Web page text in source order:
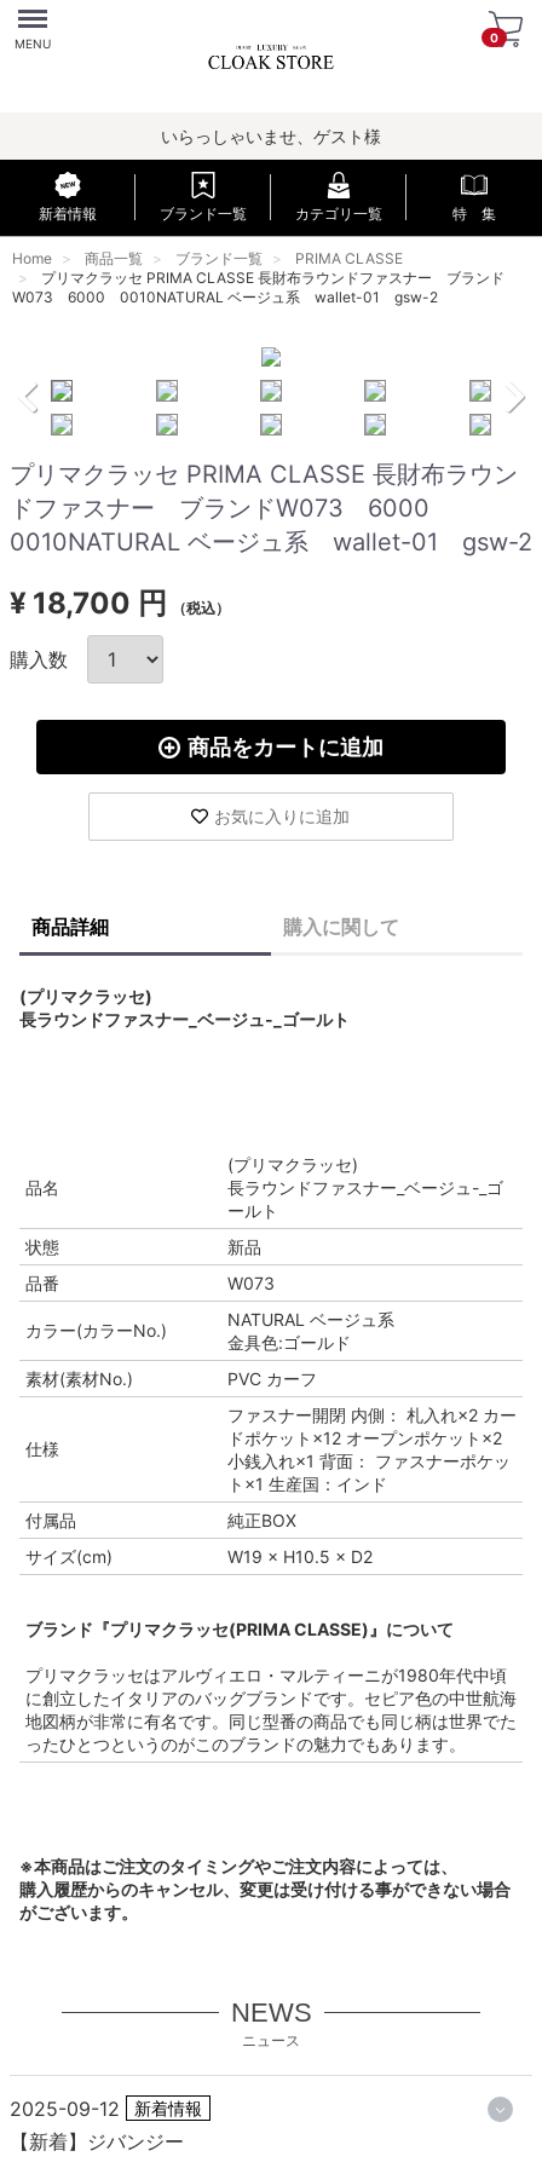
Menu
MENU 0
いらっしゃいませ、ゲスト様
新着情報 ブランド一覧 カテゴリ一覧 特 集
Home 商品一覧 ブランド一覧
PRIMA CLASSE
プリマクラッセ PRIMA CLASSE 長財布ラウンドファスナー ブランド
W073 6000 0010NATURAL ベージュ系 wallet-01 gsw-2
プリマクラッセ PRIMA CLASSE 長財布ラウン
ドファスナー ブランドW073 6000
0010NATURAL ベージュ系 wallet-01 gsw-2
¥ 18,700 円 （税込）
購入数
商品をカートに追加
お気に入りに追加
商品詳細 購入に関して
(プリマクラッセ)
長ラウンドファスナー_ベージュ-_ゴールト
品名
(プリマクラッセ)
長ラウンドファスナー_ベージュ-_ゴ
ールト
状態
新品
品番
W073
カラー(カラーNo.)
NATURAL ベージュ系
金具色:ゴールド
素材(素材No.)
PVC カーフ
仕様
ファスナー開閉 内側： 札入れ×2 カー
ドポケット×12 オープンポケット×2
小銭入れ×1 背面： ファスナーポケッ
ト×1 生産国：インド
付属品
純正BOX
サイズ(cm)
W19 × H10.5 × D2
ブランド『プリマクラッセ(PRIMA CLASSE)』について
プリマクラッセはアルヴィエロ・マルティーニが1980年代中頃
に創立したイタリアのバッグブランドです。セピア色の中世航海
地図柄が非常に有名です。同じ型番の商品でも同じ柄は世界でた
ったひとつというのがこのブランドの魅力でもあります。
※本商品はご注文のタイミングやご注文内容によっては、
購入履歴からのキャンセル、変更は受け付ける事ができない場合
がございます。
NEWS
ニュース
2025-09-12 新着情報
【新着】ジバンジー